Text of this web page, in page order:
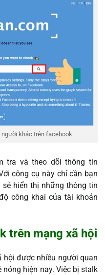
khác trên facebook
tra và theo dõi thông tin
công cụ này chỉ cần bạn
hiển thị những thông tin
công khai của tài khoản
trên mạng xã hội
hội được nhiều người quan
hiện nay. Việc bị stalk